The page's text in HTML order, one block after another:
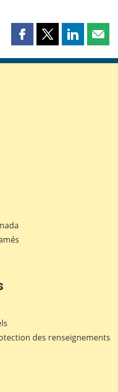
Partager
page
Partager
page
Partager
page page
des renseignements